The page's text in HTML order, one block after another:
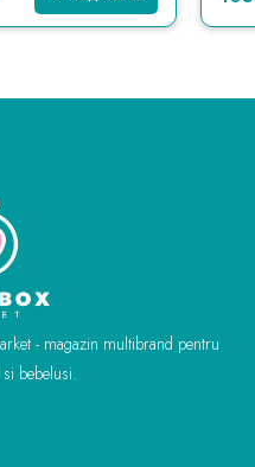
- magazin multibrand pentru
bebelusi.